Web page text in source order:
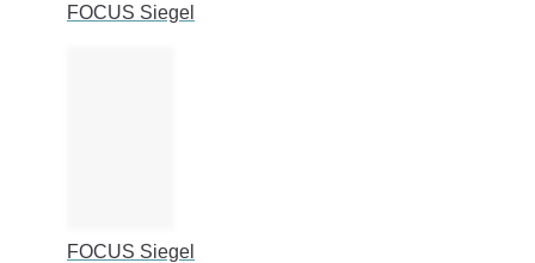
FOCUS Siegel
FOCUS Siegel